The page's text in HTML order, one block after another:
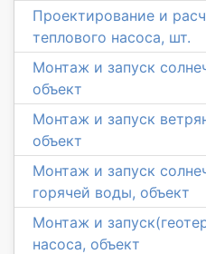
Проектирование и
теплового насоса, шт.
Монтаж и запуск
объект
Монтаж и запуск
объект
Монтаж и запуск
горячей воды, объект
Монтаж и
насоса, объект